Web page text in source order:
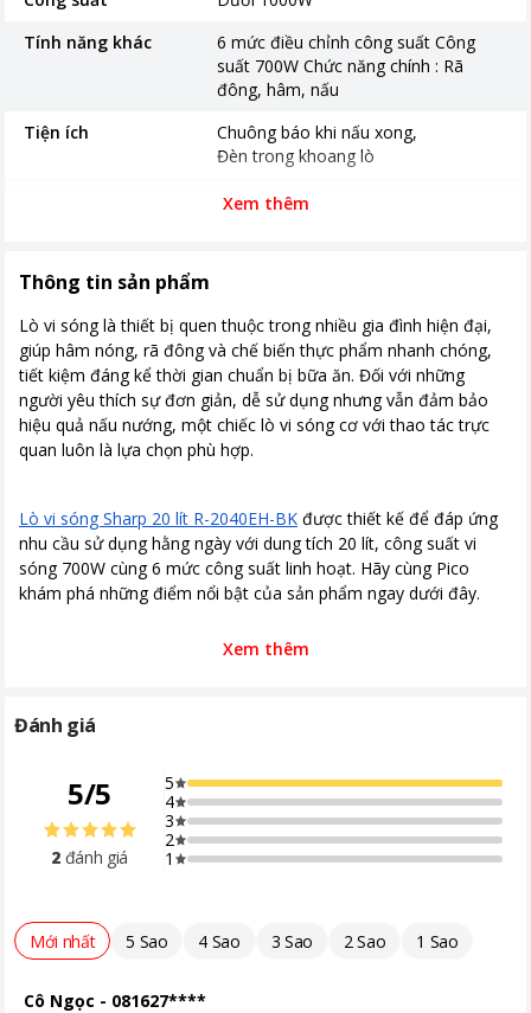
Tính năng khác
6 mức điều chỉnh công suất Công
suất 700W Chức năng chính : Rã
đông, hâm, nấu
Tiện ích
Chuông báo khi nấu xong
Đèn trong khoang lò
Nút xoay
Nơi sản xuất
Kích thước, khối lượng Rộng 318 mm - Cao 206 mm - Sâu
293 mm
Xem thêm
Thông tin sản phẩm
Lò vi sóng là thiết bị quen thuộc trong nhiều gia đình hiện đại,
giúp hâm nóng, rã đông và chế biến thực phẩm nhanh chóng,
tiết kiệm đáng kể thời gian chuẩn bị bữa ăn. Đối với những
người yêu thích sự đơn giản, dễ sử dụng nhưng vẫn đảm bảo
hiệu quả nấu nướng, một chiếc lò vi sóng cơ với thao tác trực
quan luôn là lựa chọn phù hợp.
Lò vi sóng Sharp 20 lít R-2040EH-BK được thiết kế để đáp ứng
nhu cầu sử dụng hằng ngày với dung tích 20 lít, công suất vi
sóng 700W cùng 6 mức công suất linh hoạt. Hãy cùng Pico
khám phá những điểm nổi bật của sản phẩm ngay dưới đây.
Những điểm nổi bật của Lò vi sóng Sharp 20 lít R-2040EH-BK
Dung tích 20 lít đáp ứng nhu cầu sử dụng hằng ngày
Sharp R-2040EH-BK có dung tích khoang lò 20 lít, phù hợp với
nhu cầu hâm nóng, rã đông và chế biến thực phẩm cho gia đình
ít thành viên hoặc người sống độc thân.
Khoang lò có không gian vừa đủ để đặt nhiều loại bát, đĩa và
Xem thêm
Đánh giá
5/5
2 đánh giá
5
4
3
2
1
Mới nhất 5 Sao 4 Sao 3 Sao 2 Sao 1 Sao
Cô Ngọc - 081627****